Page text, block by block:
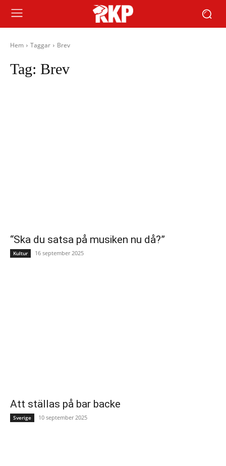
Hem Taggar Brev
Tag: Brev
“Ska du satsa på musiken nu då?”
Kultur 16 september 2025
Att ställas på bar backe
Sverige 10 september 2025